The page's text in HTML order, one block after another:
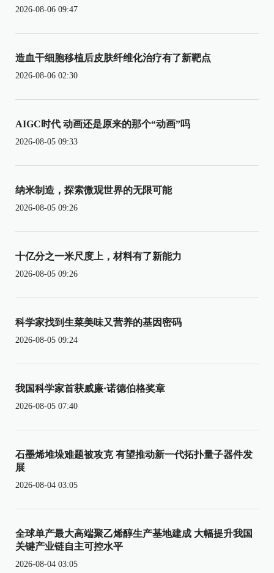
2026-08-06 09:47
造血干细胞移植后皮肤纤维化治疗有了新靶点
2026-08-06 02:30
AIGC时代 动画还是原来的那个“动画”吗
2026-08-05 09:33
纳米制造，探索微观世界的无限可能
2026-08-05 09:26
十亿分之一米尺度上，材料有了新能力
2026-08-05 09:26
科学家找到生菜美味又营养的基因密码
2026-08-05 09:24
我国科学家首获威廉·诺德伯格奖章
2026-08-05 07:40
石墨烯堆垛难题被攻克 有望推动新一代拓扑量子器件发
展
2026-08-04 03:05
全球单产最大高端聚乙烯醇生产基地建成 大幅提升我国
关键产业链自主可控水平
2026-08-04 03:05